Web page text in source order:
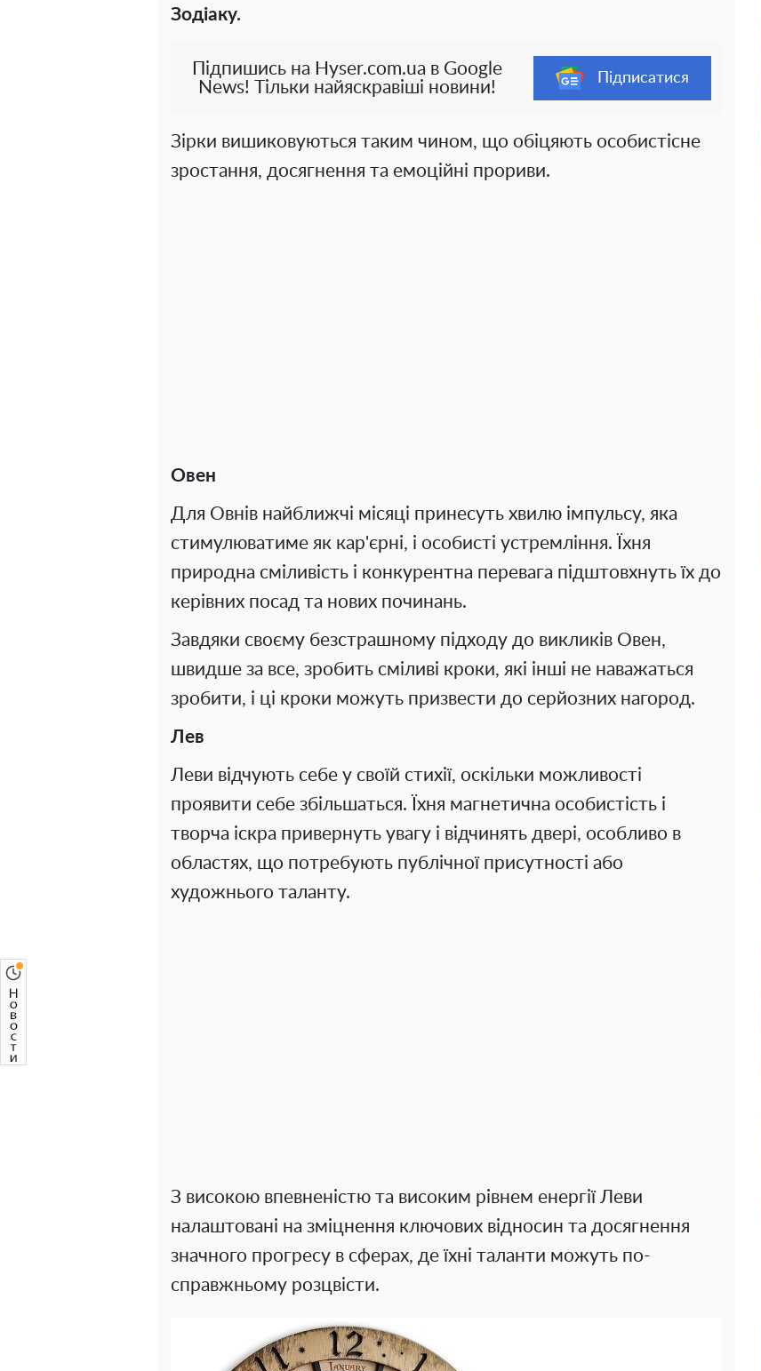
Зодіаку.
Підпишись на Hyser.com.ua в Google
News! Тільки найяскравіші новини!
Підписатися
Зірки вишиковуються таким чином, що обіцяють особистісне
зростання, досягнення та емоційні прориви.
Овен
Для Овнів найближчі місяці принесуть хвилю імпульсу, яка
стимулюватиме як кар'єрні, і особисті устремління. Їхня
природна сміливість і конкурентна перевага підштовхнуть їх до
керівних посад та нових починань.
Завдяки своєму безстрашному підходу до викликів Овен,
швидше за все, зробить сміливі кроки, які інші не наважаться
зробити, і ці кроки можуть призвести до серйозних нагород.
Лев
Леви відчують себе у своїй стихії, оскільки можливості
проявити себе збільшаться. Їхня магнетична особистість і
творча іскра привернуть увагу і відчинять двері, особливо в
областях, що потребують публічної присутності або
художнього таланту.
З високою впевненістю та високим рівнем енергії Леви
налаштовані на зміцнення ключових відносин та досягнення
значного прогресу в сферах, де їхні таланти можуть по-
справжньому розцвісти.